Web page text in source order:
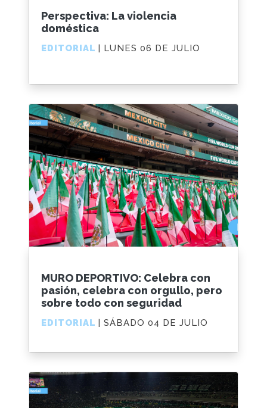
Perspectiva: La violencia
doméstica
EDITORIAL | LUNES 06 DE JULIO
MURO DEPORTIVO: Celebra con
pasión, celebra con orgullo, pero
sobre todo con seguridad
EDITORIAL | SÁBADO 04 DE JULIO